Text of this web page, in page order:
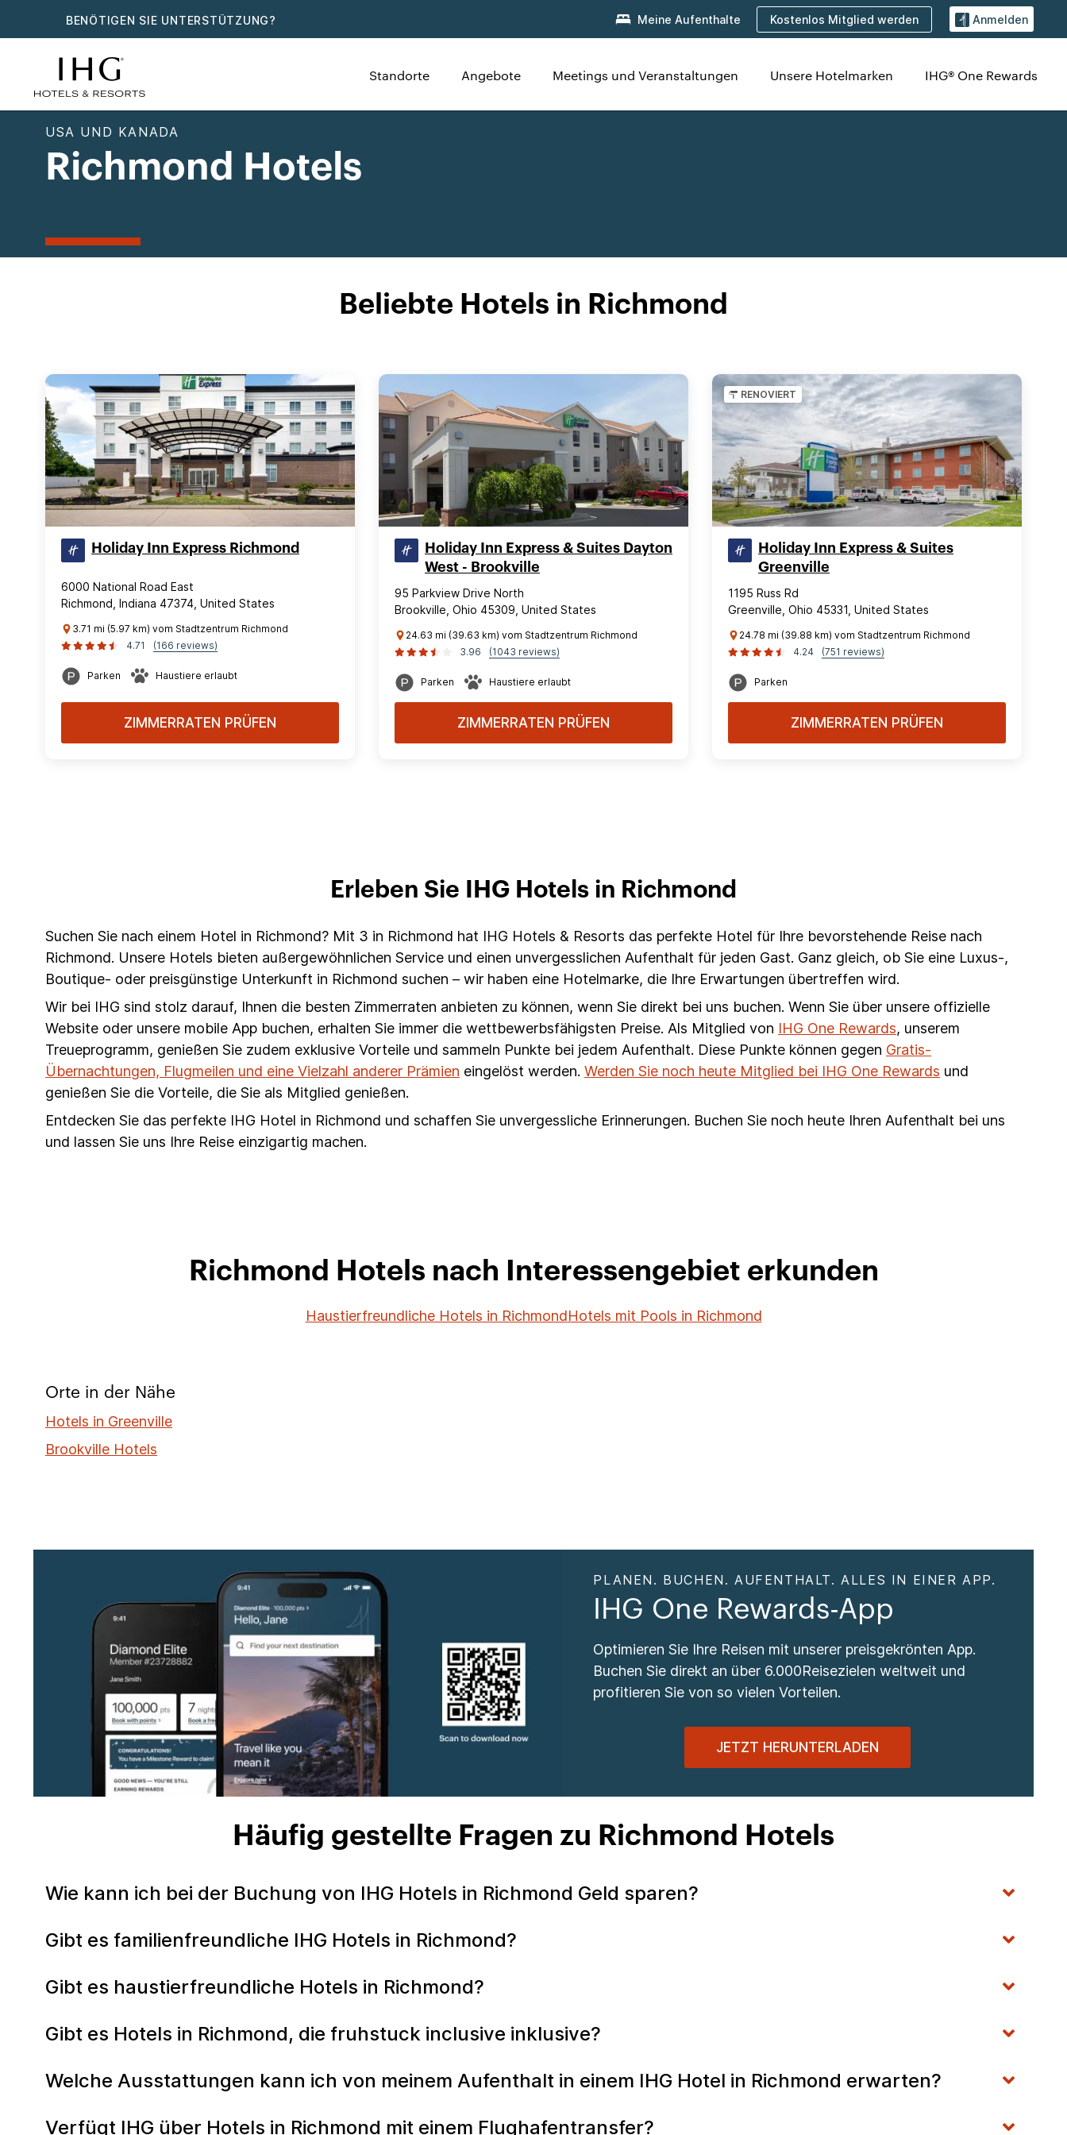
BENÖTIGEN SIE UNTERSTÜTZUNG? Meine Aufenthalte Kostenlos Mitglied werden Anmelden
Standorte Angebote Meetings und Veranstaltungen Unsere Hotelmarken IHG® One Rewards
USA UND KANADA
Richmond Hotels
Beliebte Hotels in Richmond
Holiday Inn Express Richmond
6000 National Road East
Richmond, Indiana 47374, United States
3.71 mi (5.97 km) vom Stadtzentrum Richmond
4.71
(166 reviews)
Parken Haustiere erlaubt
ZIMMERRATEN PRÜFEN
Holiday Inn Express & Suites Dayton
West - Brookville
95 Parkview Drive North
Brookville, Ohio 45309, United States
24.63 mi (39.63 km) vom Stadtzentrum Richmond
3.96
(1043 reviews)
Parken Haustiere erlaubt
ZIMMERRATEN PRÜFEN
RENOVIERT
Holiday Inn Express & Suites
Greenville
1195 Russ Rd
Greenville, Ohio 45331, United States
24.78 mi (39.88 km) vom Stadtzentrum Richmond
4.24
(751 reviews)
Parken
ZIMMERRATEN PRÜFEN
Erleben Sie IHG Hotels in Richmond
Suchen Sie nach einem Hotel in Richmond? Mit 3 in Richmond hat IHG Hotels & Resorts das perfekte Hotel für Ihre bevorstehende Reise nach
Richmond. Unsere Hotels bieten außergewöhnlichen Service und einen unvergesslichen Aufenthalt für jeden Gast. Ganz gleich, ob Sie eine Luxus-,
Boutique- oder preisgünstige Unterkunft in Richmond suchen – wir haben eine Hotelmarke, die Ihre Erwartungen übertreffen wird.
Wir bei IHG sind stolz darauf, Ihnen die besten Zimmerraten anbieten zu können, wenn Sie direkt bei uns buchen. Wenn Sie über unsere offizielle
Website oder unsere mobile App buchen, erhalten Sie immer die wettbewerbsfähigsten Preise. Als Mitglied von IHG One Rewards, unserem
Treueprogramm, genießen Sie zudem exklusive Vorteile und sammeln Punkte bei jedem Aufenthalt. Diese Punkte können gegen Gratis-
Übernachtungen, Flugmeilen und eine Vielzahl anderer Prämien eingelöst werden. Werden Sie noch heute Mitglied bei IHG One Rewards und
genießen Sie die Vorteile, die Sie als Mitglied genießen.
Entdecken Sie das perfekte IHG Hotel in Richmond und schaffen Sie unvergessliche Erinnerungen. Buchen Sie noch heute Ihren Aufenthalt bei uns
und lassen Sie uns Ihre Reise einzigartig machen.
Richmond Hotels nach Interessengebiet erkunden
Haustierfreundliche Hotels in RichmondHotels mit Pools in Richmond
Orte in der Nähe
Hotels in Greenville
Brookville Hotels
PLANEN. BUCHEN. AUFENTHALT. ALLES IN EINER APP.
IHG One Rewards-App
Optimieren Sie Ihre Reisen mit unserer preisgekrönten App.
Buchen Sie direkt an über 6.000Reisezielen weltweit und
profitieren Sie von so vielen Vorteilen.
JETZT HERUNTERLADEN
Häufig gestellte Fragen zu Richmond Hotels
Wie kann ich bei der Buchung von IHG Hotels in Richmond Geld sparen?
Gibt es familienfreundliche IHG Hotels in Richmond?
Gibt es haustierfreundliche Hotels in Richmond?
Gibt es Hotels in Richmond, die fruhstuck inclusive inklusive?
Welche Ausstattungen kann ich von meinem Aufenthalt in einem IHG Hotel in Richmond erwarten?
Verfügt IHG über Hotels in Richmond mit einem Flughafentransfer?